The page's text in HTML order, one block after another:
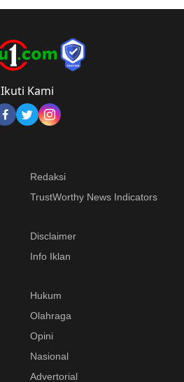
Ikuti Kami
Redaksi
TrustWorthy News Indicators
Disclaimer
Info Iklan
Hukum
Olahraga
Opini
Nasional
Advertorial